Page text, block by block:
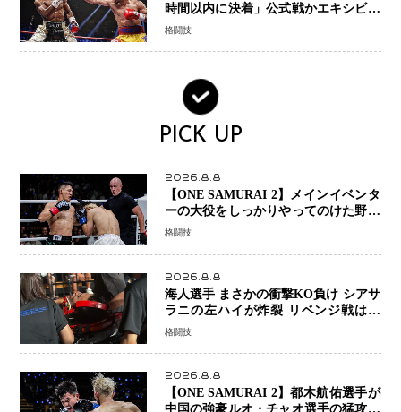
時間以内に決着」公式戦かエキシビシ
ョンか混迷続く
格闘技
PICK UP
2026.8.8
【ONE SAMURAI 2】メインイベンタ
ーの大役をしっかりやってのけた野杁
正明が衝撃のリベンジ！ リウ・メン
ーで完全決着
格闘技
2026.8.8
海人選手 まさかの衝撃KO負け シアサ
ラニの左ハイが炸裂 リベンジ戦は一
瞬で決着
格闘技
2026.8.8
【ONE SAMURAI 2】都木航佑選手が
中国の強豪ルオ・チャオ選手の猛攻を